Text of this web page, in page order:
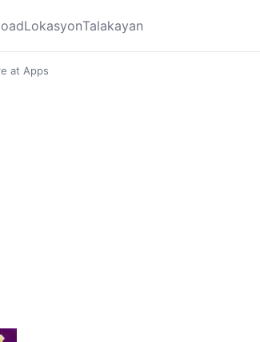
LokasyonTalakayan
at Apps